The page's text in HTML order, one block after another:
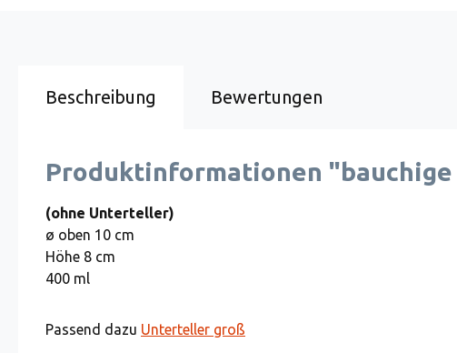
Beschreibung Bewertungen
Produktinformationen "bauchige
(ohne Unterteller)
ø oben 10 cm
Höhe 8 cm
400 ml
Passend dazu Unterteller groß